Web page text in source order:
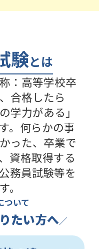
験とは
：高等学校卒
合格したら
学力がある」
。何らかの事
った、卒業で
資格取得する
務員試験等を
ついて
たい方へ／